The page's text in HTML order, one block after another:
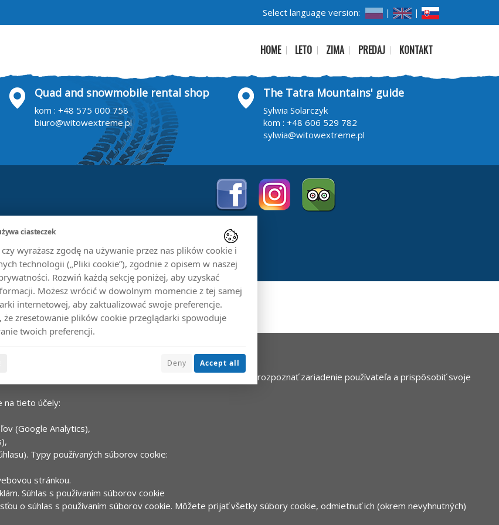
Select language version: | |
HOME LETO ZIMA PREDAJ KONTAKT
Quad and snowmobile rental shop
kom : +48 575 000 758
biuro@witowextreme.pl
The Tatra Mountains' guide
Sylwia Solarczyk
kom : +48 606 529 782
sylwia@witowextreme.pl
Copyrights WitóweXtreme® 2026
počas návštevy webovej stránky. Umožňujú webovej stránke rozpoznať zariadenie používateľa a prispôsobiť svoje
na tieto účely:
(Google Analytics),
Typy používaných súborov cookie:
stránkou.
Súhlas s používaním súborov cookie
o súhlas s používaním súborov cookie. Môžete prijať všetky súbory cookie, odmietnuť ich (okrem nevyhnutných)
ciasteczek
wyrażasz zgodę na używanie przez nas plików cookie i
technologii („Pliki cookie”), zgodnie z opisem w naszej
Rozwiń każdą sekcję poniżej, aby uzyskać
Możesz wrócić w dowolnym momencie z tej samej
internetowej, aby zaktualizować swoje preferencje.
że zresetowanie plików cookie przeglądarki spowoduje
twoich preferencji.
Deny Accept all